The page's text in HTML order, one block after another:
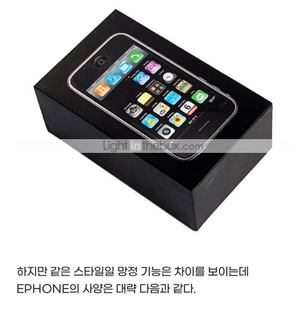
하지만 같은 스타일일 망정 기능은 차이를 보이는데
EPHONE의 사양은 대략 다음과 같다.